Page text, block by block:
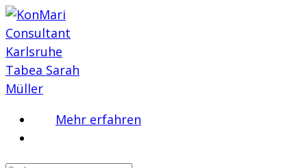
Zum
Inhalt
springen
Mehr erfahren